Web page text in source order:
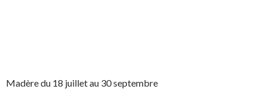
Madère du 18 juillet au 30 septembre